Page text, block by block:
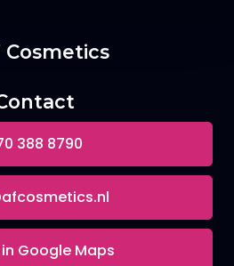
Cosmetics
388 8790
Google Maps